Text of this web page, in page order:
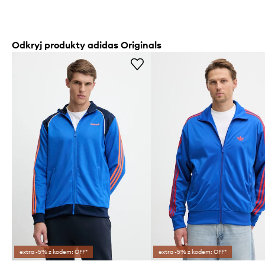
Odkryj produkty adidas Originals
extra -5% z kodem: OFF* extra -5% z kodem: OFF*